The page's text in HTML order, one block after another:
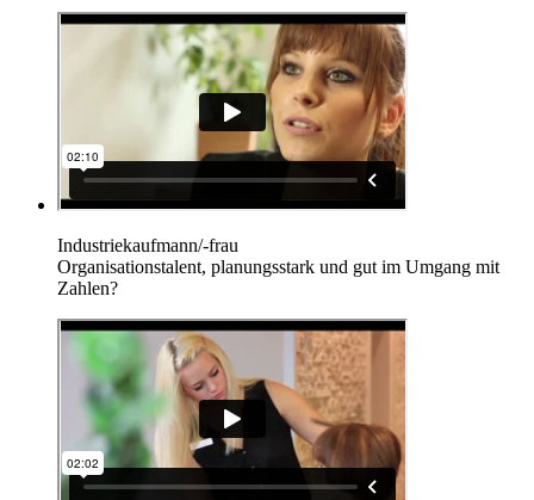
Industriekaufmann/-frau
Organisationstalent, planungsstark und gut im Umgang mit
Zahlen?